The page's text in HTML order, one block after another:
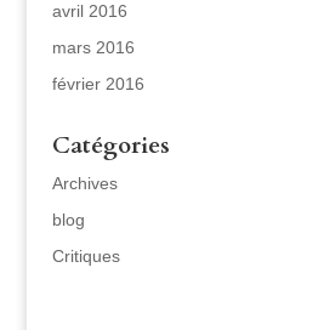
avril 2016
mars 2016
février 2016
Catégories
Archives
blog
Critiques